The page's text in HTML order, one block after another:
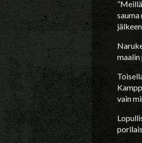
maalin
vain